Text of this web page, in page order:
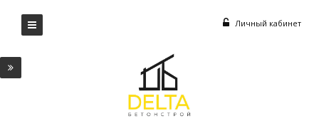
Личный кабинет